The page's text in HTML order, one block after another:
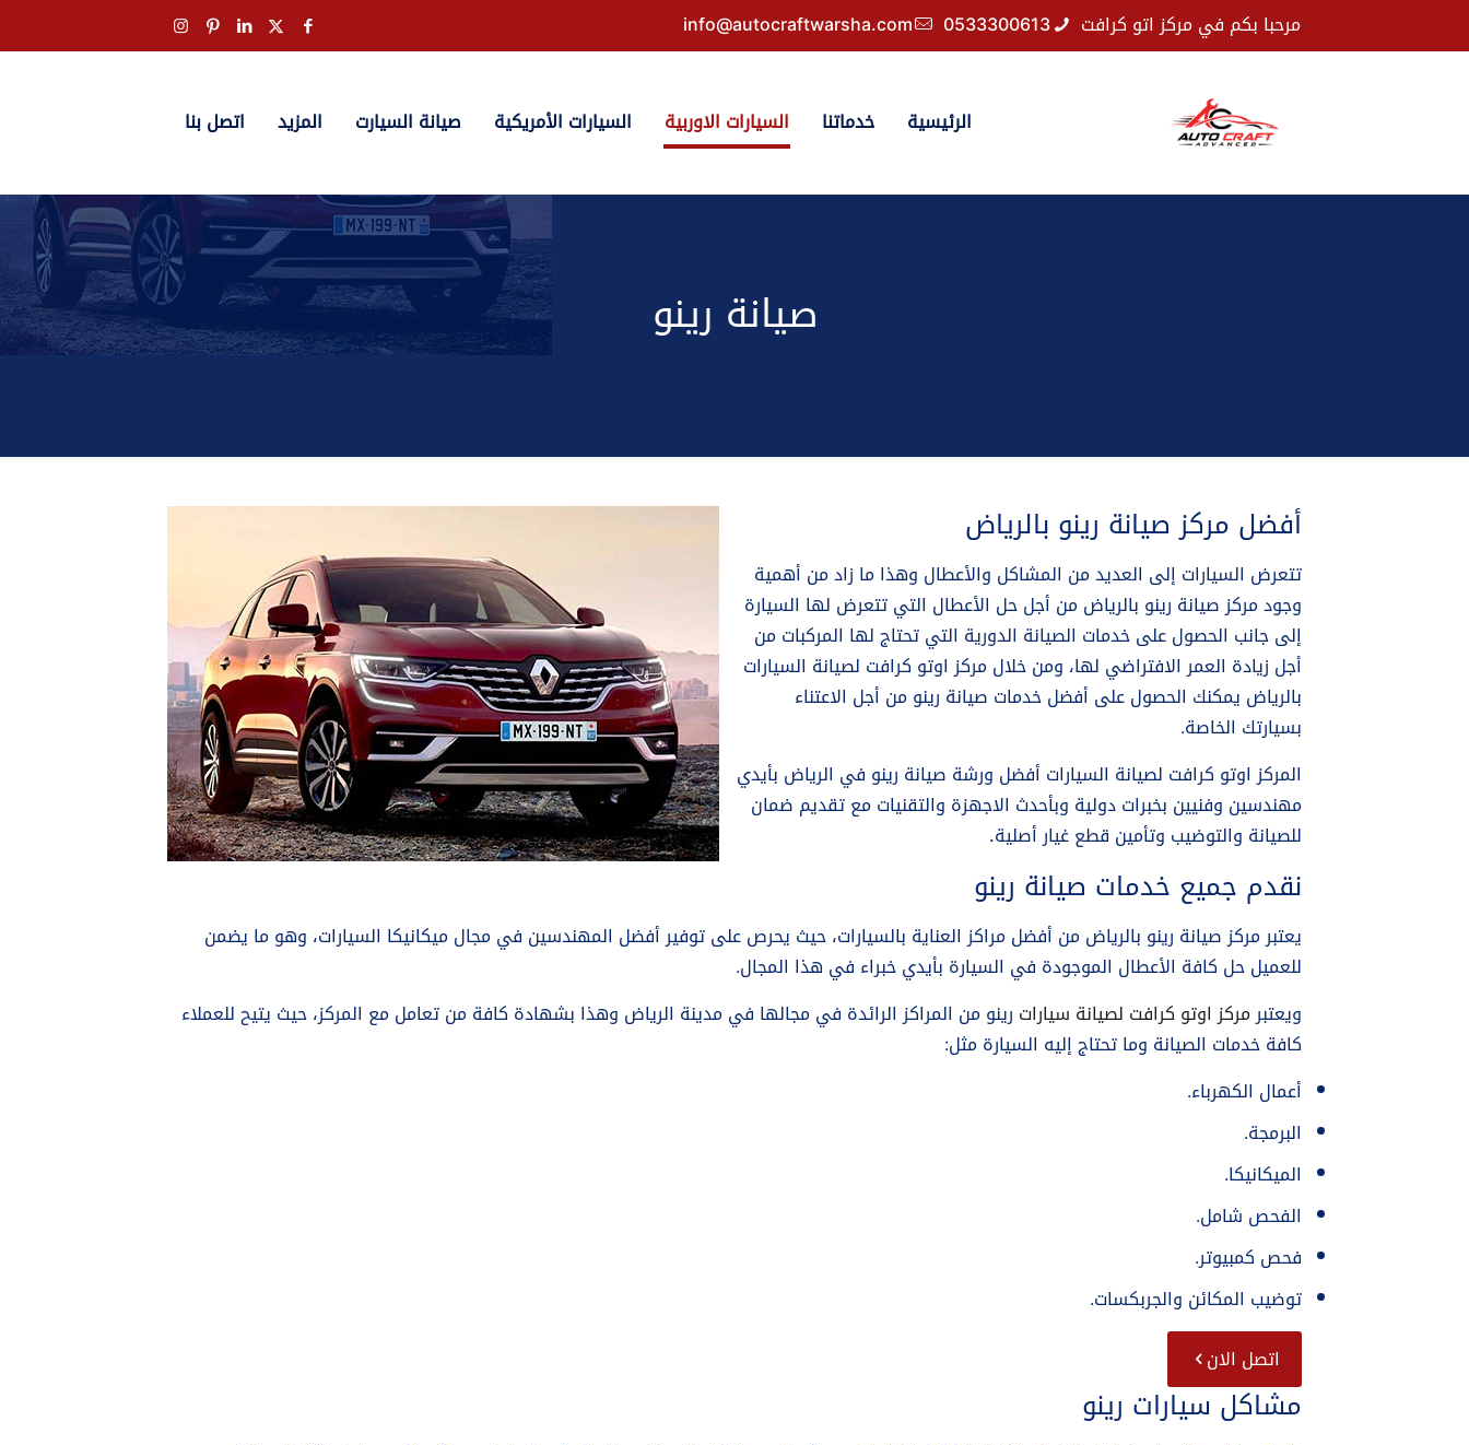
مرحبا بكم في مركز اتو كرافت 0533300613
info@autocraftwarsha.com
الرئيسية خدماتنا السيارات الاوربية السيارات الأمريكية صيانة السيارت المزيد اتصل بنا
صيانة رينو
أفضل مركز صيانة رينو بالرياض
تتعرض السيارات إلى العديد من المشاكل والأعطال وهذا ما زاد من أهمية
وجود مركز صيانة رينو بالرياض من أجل حل الأعطال التي تتعرض لها السيارة
إلى جانب الحصول على خدمات الصيانة الدورية التي تحتاج لها المركبات من
أجل زيادة العمر الافتراضي لها، ومن خلال مركز اوتو كرافت لصيانة السيارات
بالرياض يمكنك الحصول على أفضل خدمات صيانة رينو من أجل الاعتناء
بسيارتك الخاصة.
المركز اوتو كرافت لصيانة السيارات أفضل ورشة صيانة رينو في الرياض بأيدي
مهندسين وفنيين بخبرات دولية وبأحدث الاجهزة والتقنيات مع تقديم ضمان
للصيانة والتوضيب وتأمين قطع غيار أصلية.
نقدم جميع خدمات صيانة رينو
يعتبر مركز صيانة رينو بالرياض من أفضل مراكز العناية بالسيارات، حيث يحرص على توفير أفضل المهندسين في مجال ميكانيكا السيارات، وهو ما يضمن
للعميل حل كافة الأعطال الموجودة في السيارة بأيدي خبراء في هذا المجال.
ويعتبرمركز اوتو كرافت لصيانة سيارات رينو من المراكز الرائدة في مجالها في مدينة الرياض وهذا بشهادة كافة من تعامل مع المركز، حيث يتيح للعملاء
كافة خدمات الصيانة وما تحتاج إليه السيارة مثل:
أعمال الكهرباء.
البرمجة.
الميكانيكا.
الفحص شامل.
فحص كمبيوتر.
توضيب المكائن والجربكسات.
اتصل الان
مشاكل سيارات رينو